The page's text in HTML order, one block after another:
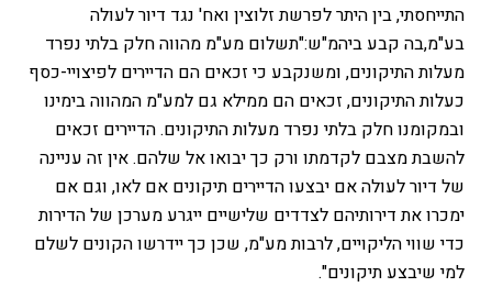
התייחסתי, בין היתר לפרשת זלוצין ואח' נגד דיור לעולה
בע"מ,בה קבע ביהמ"ש:"תשלום מע"מ מהווה חלק בלתי נפרד
מעלות התיקונים, ומשנקבע כי זכאים הם הדיירים לפיצויי-כסף
כעלות התיקונים, זכאים הם ממילא גם למע"מ המהווה בימינו
ובמקומנו חלק בלתי נפרד מעלות התיקונים. הדיירים זכאים
להשבת מצבם לקדמתו ורק כך יבואו אל שלהם. אין זה עניינה
של דיור לעולה אם יבצעו הדיירים תיקונים אם לאו, וגם אם
ימכרו את דירותיהם לצדדים שלישיים ייגרע מערכן של הדירות
כדי שווי הליקויים, לרבות מע"מ, שכן כך יידרשו הקונים לשלם
למי שיבצע תיקונים".